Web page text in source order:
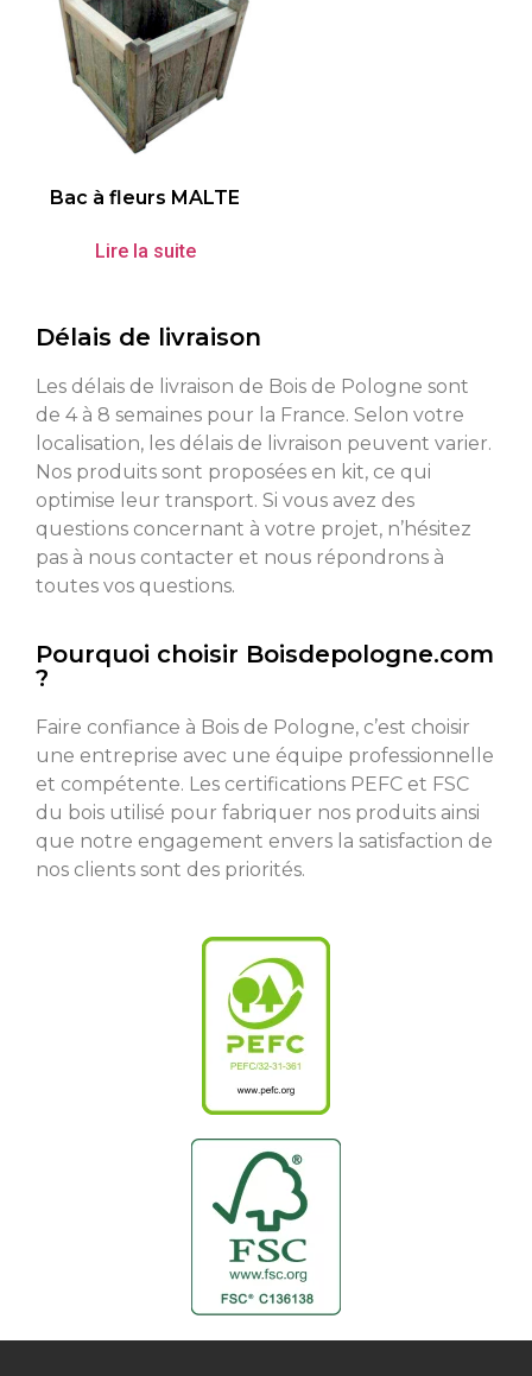
Bac à fleurs MALTE
Lire la suite
Délais de livraison
Les délais de livraison de Bois de Pologne sont
de 4 à 8 semaines pour la France. Selon votre
localisation, les délais de livraison peuvent varier.
Nos produits sont proposées en kit, ce qui
optimise leur transport. Si vous avez des
questions concernant à votre projet, n’hésitez
pas à nous contacter et nous répondrons à
toutes vos questions.
Pourquoi choisir Boisdepologne.com
?
Faire confiance à Bois de Pologne, c’est choisir
une entreprise avec une équipe professionnelle
et compétente. Les certifications PEFC et FSC
du bois utilisé pour fabriquer nos produits ainsi
que notre engagement envers la satisfaction de
nos clients sont des priorités.